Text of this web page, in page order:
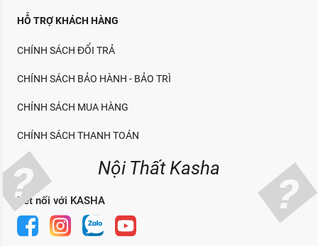
HỖ TRỢ KHÁCH HÀNG
CHÍNH SÁCH ĐỔI TRẢ
CHÍNH SÁCH BẢO HÀNH - BẢO TRÌ
CHÍNH SÁCH MUA HÀNG
CHÍNH SÁCH THANH TOÁN
Nội Thất Kasha
Kết nối với KASHA